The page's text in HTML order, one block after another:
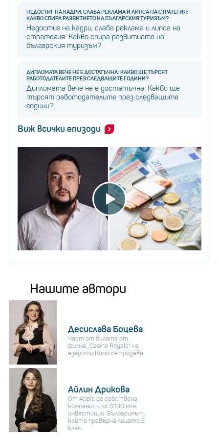
НЕДОСТИГ НА КАДРИ, СЛАБА РЕКЛАМА И ЛИПСА НА СТРАТЕГИЯ:
КАКВО СПИРА РАЗВИТИЕТО НА БЪЛГАРСКИЯ ТУРИЗЪМ?
Недостиг на кадри, слаба реклама и липса на
стратегия: Какво спира развитието на
българския туризъм?
ДИПЛОМАТА ВЕЧЕ НЕ Е ДОСТАТЪЧНА: КАКВО ЩЕ ТЪРСЯТ
РАБОТОДАТЕЛИТЕ ПРЕЗ СЛЕДВАЩИТЕ ГОДИНИ?
Дипломата вече не е достатъчна: Какво ще
търсят работодателите през следващите
години?
Виж всички епизоди
Нашите автори
Десислава Боцева
Част от вилата от
филма „Casino Royale“ на
езерото Комо се продава
Айлин Дрикова
От Apple до собствена
компания със $100 млн.
инвестиции: Българинът,
който превърна лицето в
ключ